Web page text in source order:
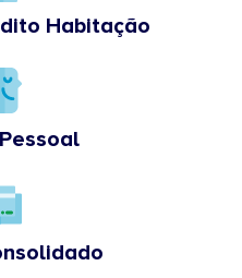
Habitação